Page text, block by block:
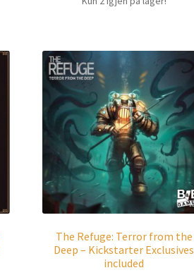
The Refuge: Terror from the
Deep – Kickstarter Exclusives
included